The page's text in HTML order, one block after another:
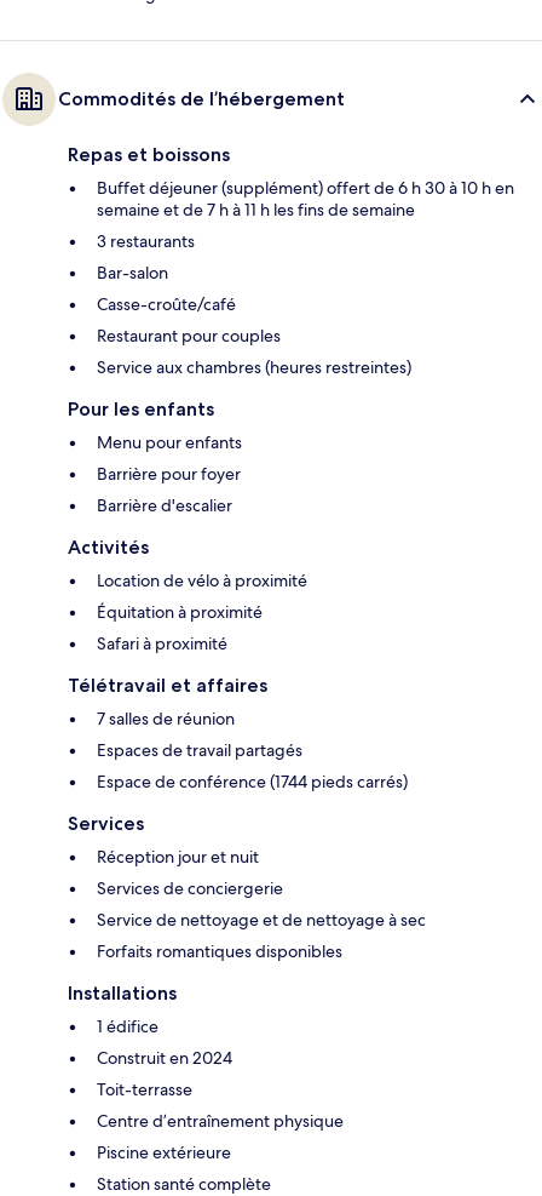
Commodités de l’hébergement
Repas et boissons
Buffet déjeuner (supplément) offert de 6 h 30 à 10 h en
semaine et de 7 h à 11 h les fins de semaine
3 restaurants
Bar-salon
Casse-croûte/café
Restaurant pour couples
Service aux chambres (heures restreintes)
Pour les enfants
Menu pour enfants
Barrière pour foyer
Barrière d'escalier
Activités
Location de vélo à proximité
Équitation à proximité
Safari à proximité
Télétravail et affaires
7 salles de réunion
Espaces de travail partagés
Espace de conférence (1744 pieds carrés)
Services
Réception jour et nuit
Services de conciergerie
Service de nettoyage et de nettoyage à sec
Forfaits romantiques disponibles
Installations
1 édifice
Construit en 2024
Toit-terrasse
Centre d’entraînement physique
Piscine extérieure
Station santé complète